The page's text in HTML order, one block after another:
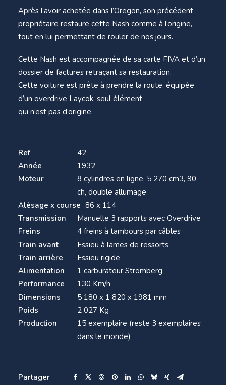
Après l’avoir achetée dans l’Oregon, son précédent
propriétaire restaure cette Nash comme à l’origine,
tout en lui permettant de rouler de nos jours.
Cette Nash est accompagnée de sa carte FIVA et d’un
dossier de factures retraçant sa restauration.
Cette voiture est prête à prendre la route, équipée
d’un overdrive Laycok, seul élément
qui n’est pas d’origine.
Ref
42
Année
1932
Moteur
8 cylindres en ligne, 5 270 cm3, 90
ch, double allumage
Alésage x course 86 x 114
Transmission
Manuelle 3 rapports avec Overdrive
Freins
4 freins à tambours par câbles
Train avant
Essieu à lames de ressorts
Train arrière
Essieu rigide
Alimentation
1 carburateur Stromberg
Performance
130 Km/h
Dimensions
5 180 x 1 820 x 1981 mm
Poids
2 027 Kg
Production
15 exemplaire (reste 3 exemplaires
dans le monde)
Partager